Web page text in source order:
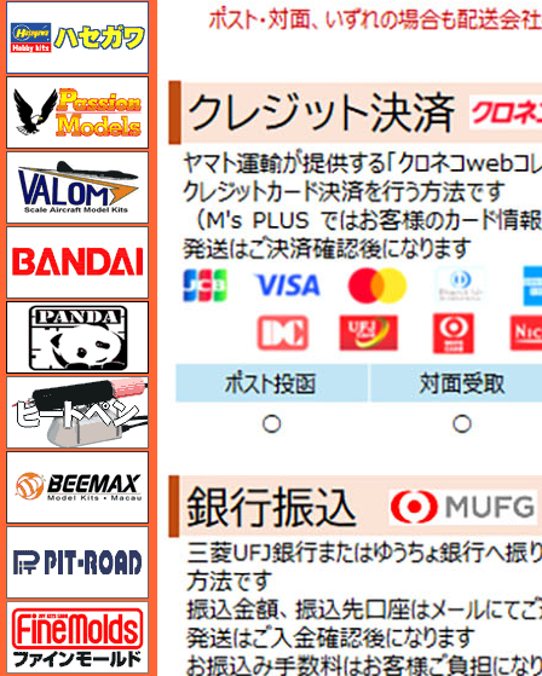
ハセガワ
バロムモデル
バンダイ
ヒートペン（十和田技研・ブレインファクトリー）
ピットロード
ファインモールド